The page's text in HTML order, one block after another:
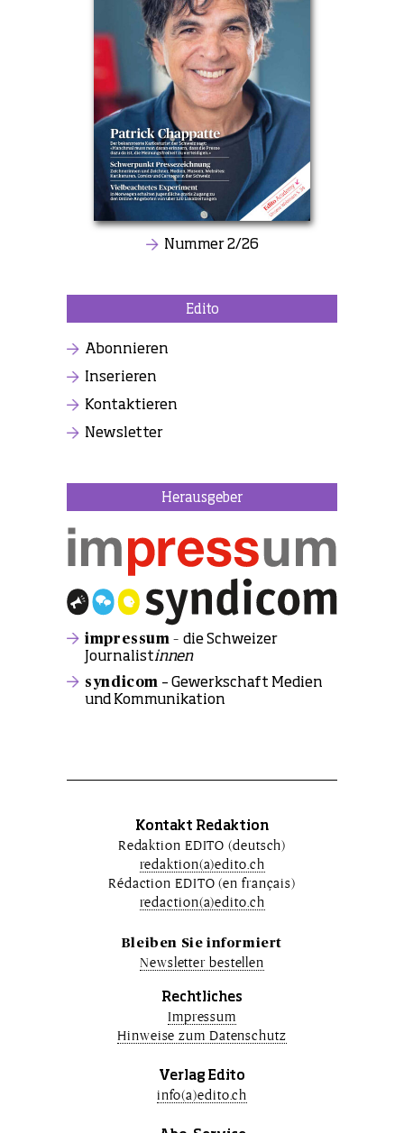
Nummer 2/26
Edito
Abonnieren
Inserieren
Kontaktieren
Newsletter
Herausgeber
impressum – die Schweizer
Journalistinnen
syndicom – Gewerkschaft Medien
und Kommunikation
Kontakt Redaktion
Redaktion EDITO (deutsch)
redaktion(a)edito.ch
Rédaction EDITO (en français)
redaction(a)edito.ch
Bleiben Sie informiert
Newsletter bestellen
Rechtliches
Impressum
Hinweise zum Datenschutz
Verlag Edito
info(a)edito.ch